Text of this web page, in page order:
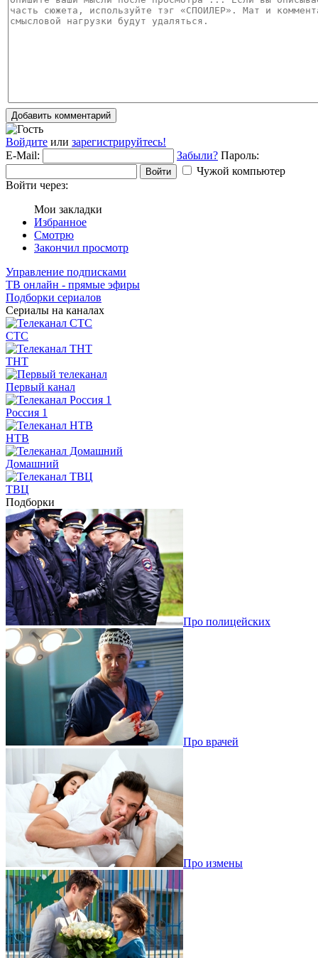
Добавить комментарий
Войдите или зарегистрируйтесь!
E-Mail:
Забыли? Пароль:
Войти
Чужой компьютер
Войти через:
Мои закладки
Избранное
Смотрю
Закончил просмотр
Управление подписками
ТВ онлайн - прямые эфиры
Подборки сериалов
Сериалы на каналах
СТС
ТНТ
Первый канал
Россия 1
НТВ
Домашний
ТВЦ
Подборки
Про полицейских
Про врачей
Про измены